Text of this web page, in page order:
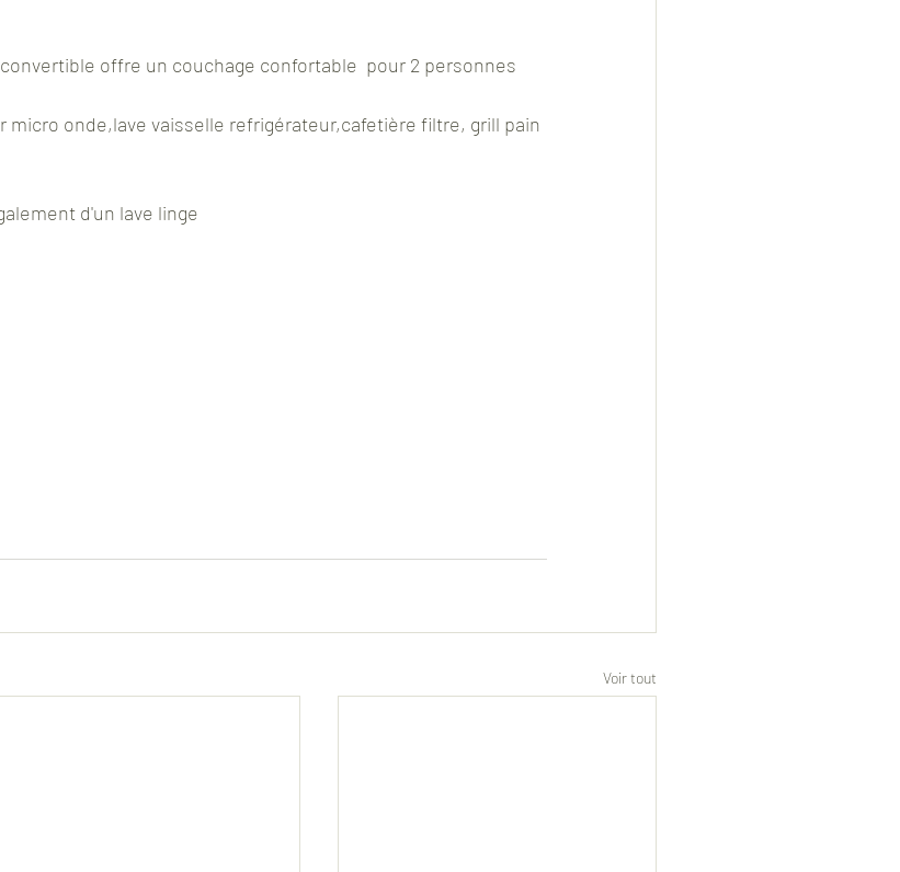
offre un couchage confortable  pour 2 personnes
micro onde,lave vaisselle refrigérateur,cafetière filtre, grill pain
d'un lave linge
Voir tout